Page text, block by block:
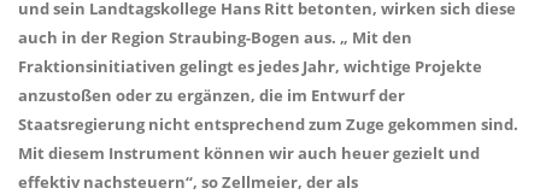
und sein Landtagskollege Hans Ritt betonten, wirken sich diese
auch in der Region Straubing-Bogen aus. „ Mit den
Fraktionsinitiativen gelingt es jedes Jahr, wichtige Projekte
anzustoßen oder zu ergänzen, die im Entwurf der
Staatsregierung nicht entsprechend zum Zuge gekommen sind.
Mit diesem Instrument können wir auch heuer gezielt und
effektiv nachsteuern“, so Zellmeier, der als